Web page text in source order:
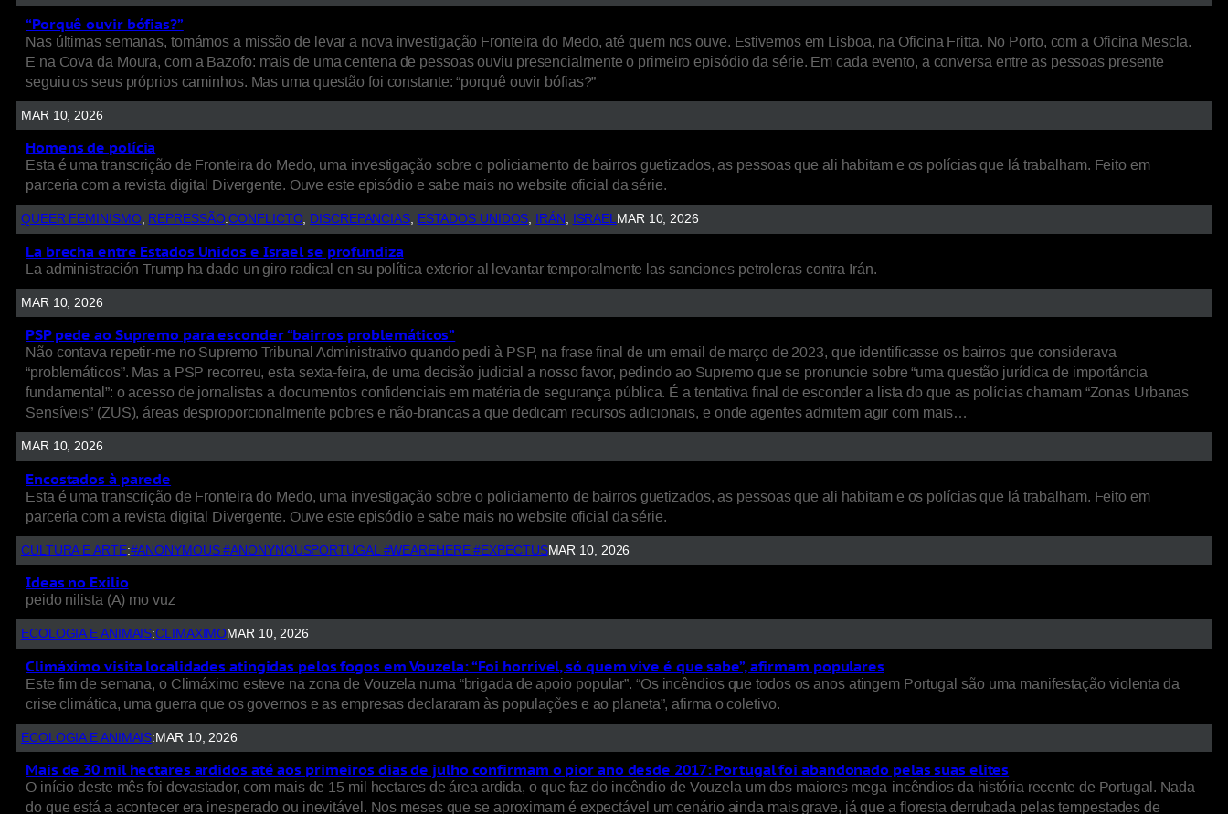
“Porquê ouvir bófias?”
Nas últimas semanas, tomámos a missão de levar a nova investigação Fronteira do Medo, até quem nos ouve. Estivemos em Lisboa, na Oficina Fritta. No Porto, com a Oficina Mescla.
E na Cova da Moura, com a Bazofo: mais de uma centena de pessoas ouviu presencialmente o primeiro episódio da série. Em cada evento, a conversa entre as pessoas presente
seguiu os seus próprios caminhos. Mas uma questão foi constante: “porquê ouvir bófias?”
MAR 10, 2026
Homens de polícia
Esta é uma transcrição de Fronteira do Medo, uma investigação sobre o policiamento de bairros guetizados, as pessoas que ali habitam e os polícias que lá trabalham. Feito em
parceria com a revista digital Divergente. Ouve este episódio e sabe mais no website oficial da série.
QUEER FEMINISMO, REPRESSÃO:CONFLICTO, DISCREPANCIAS, ESTADOS UNIDOS, IRÁN , ISRAELMAR 10, 2026
La brecha entre Estados Unidos e Israel se profundiza
La administración Trump ha dado un giro radical en su política exterior al levantar temporalmente las sanciones petroleras contra Irán.
MAR 10, 2026
PSP pede ao Supremo para esconder “bairros problemáticos”
Não contava repetir-me no Supremo Tribunal Administrativo quando pedi à PSP, na frase final de um email de março de 2023, que identificasse os bairros que considerava
“problemáticos”. Mas a PSP recorreu, esta sexta-feira, de uma decisão judicial a nosso favor, pedindo ao Supremo que se pronuncie sobre “uma questão jurídica de importância
fundamental”: o acesso de jornalistas a documentos confidenciais em matéria de segurança pública. É a tentativa final de esconder a lista do que as polícias chamam “Zonas Urbanas
Sensíveis” (ZUS), áreas desproporcionalmente pobres e não-brancas a que dedicam recursos adicionais, e onde agentes admitem agir com mais…
MAR 10, 2026
Encostados à parede
Esta é uma transcrição de Fronteira do Medo, uma investigação sobre o policiamento de bairros guetizados, as pessoas que ali habitam e os polícias que lá trabalham. Feito em
parceria com a revista digital Divergente. Ouve este episódio e sabe mais no website oficial da série.
CULTURA E ARTE:#ANONYMOUS #ANONYNOUSPORTUGAL #WEAREHERE #EXPECTUSMAR 10, 2026
Ideas no Exilio
peido nilista (A) mo vuz
ECOLOGIA E ANIMAIS:CLIMAXIMOMAR 10, 2026
Climáximo visita localidades atingidas pelos fogos em Vouzela: “Foi horrível, só quem vive é que sabe”, afirmam populares
Este fim de semana, o Climáximo esteve na zona de Vouzela numa “brigada de apoio popular”. “Os incêndios que todos os anos atingem Portugal são uma manifestação violenta da
crise climática, uma guerra que os governos e as empresas declararam às populações e ao planeta”, afirma o coletivo.
ECOLOGIA E ANIMAIS: MAR 10, 2026
Mais de 30 mil hectares ardidos até aos primeiros dias de julho confirmam o pior ano desde 2017: Portugal foi abandonado pelas suas elites
O início deste mês foi devastador, com mais de 15 mil hectares de área ardida, o que faz do incêndio de Vouzela um dos maiores mega-incêndios da história recente de Portugal. Nada
do que está a acontecer era inesperado ou inevitável. Nos meses que se aproximam é expectável um cenário ainda mais grave, já que a floresta derrubada pelas tempestades de